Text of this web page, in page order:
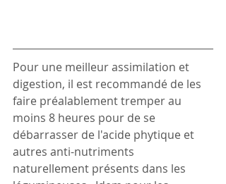
Pour une meilleur assimilation et
digestion, il est recommandé de les
faire préalablement tremper au
moins 8 heures pour de se
débarrasser de l'acide phytique et
autres anti-nutriments
naturellement présents dans les